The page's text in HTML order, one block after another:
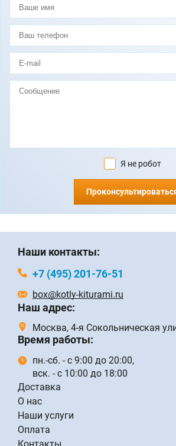
Я не робот
Наши контакты:
+7 (495) 201-76-51
box@kotly-kiturami.ru
Наш адрес:
Москва, 4-я Сокольническая
Время работы:
пн.-сб. - с 9:00 до 20:00,
вск. - с 10:00 до 18:00
Доставка
О нас
Наши услуги
Оплата
Контакты